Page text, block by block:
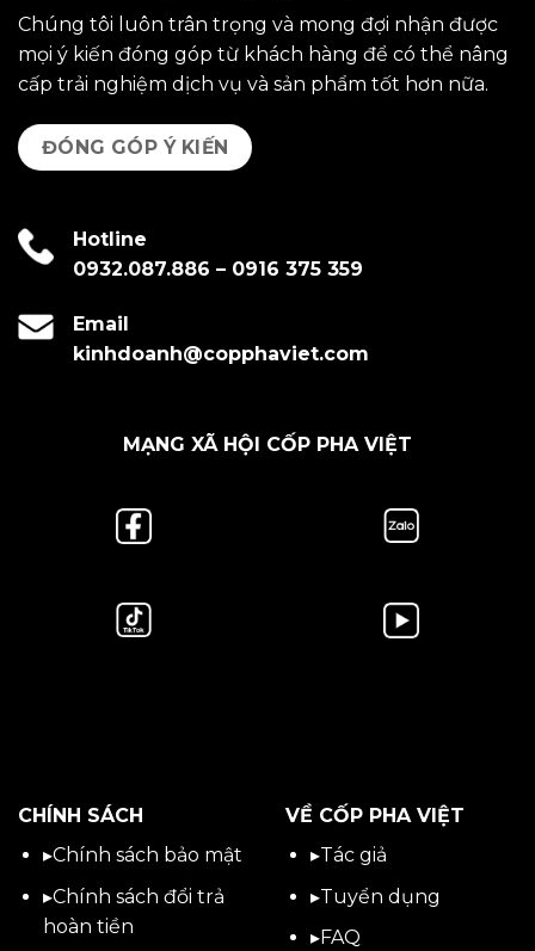
Chúng tôi luôn trân trọng và mong đợi nhận được
mọi ý kiến đóng góp từ khách hàng để có thể nâng
cấp trải nghiệm dịch vụ và sản phẩm tốt hơn nữa.
ĐÓNG GÓP Ý KIẾN
Hotline
0932.087.886 – 0916 375 359
Email
kinhdoanh@copphaviet.com
MẠNG XÃ HỘI CỐP PHA VIỆT
CHÍNH SÁCH
▸Chính sách bảo mật
▸Chính sách đổi trả
hoàn tiền
VỀ CỐP PHA VIỆT
▸Tác giả
▸Tuyển dụng
▸FAQ